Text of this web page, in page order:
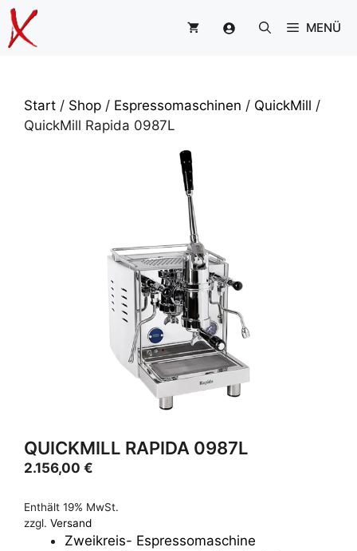
Zum
Inhalt
springen
MENÜ
Start / Shop / Espressomaschinen / QuickMill /
QuickMill Rapida 0987L
QUICKMILL RAPIDA 0987L
2.156,00 €
Enthält 19% MwSt.
zzgl. Versand
Zweikreis- Espressomaschine